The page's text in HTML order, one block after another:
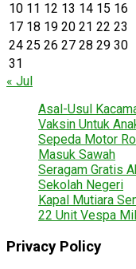
10 11 12 13 14 15 16
17 18 19 20 21 22 23
24 25 26 27 28 29 30
31
« Jul
Asal-Usul
Vaksin Untuk
Sepeda Motor
Masuk Sawah
Seragam Gratis
Sekolah Negeri
Kapal Mutiara
22 Unit Vespa
Privacy Policy